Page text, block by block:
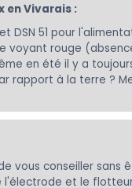
en Vivarais :
DSN 51 pour
voyant rouge
en été il y a
rapport à la terre ?
vous conseiller sans
l'électrode et le